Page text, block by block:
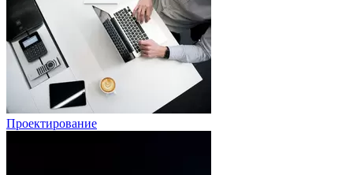
Проектирование